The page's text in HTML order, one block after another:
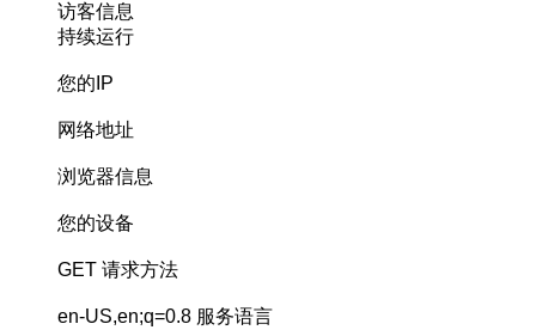
访客信息
持续运行
您的IP
网络地址
浏览器信息
您的设备
GET 请求方法
en-US,en;q=0.8 服务语言